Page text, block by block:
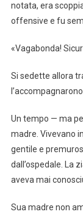
notata, era
offensive e fu
«Vagabonda!
Si sedette allora
Un tempo — ma
madre. Vivevano
gentile e
dall’ospedale. La
aveva mai
Sua madre non